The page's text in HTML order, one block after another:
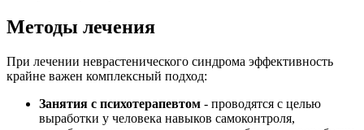
Методы лечения
При лечении неврастенического синдрома эффективность
крайне важен комплексный подход:
Занятия с психотерапевтом - проводятся с целью
выработки у человека навыков самоконтроля,